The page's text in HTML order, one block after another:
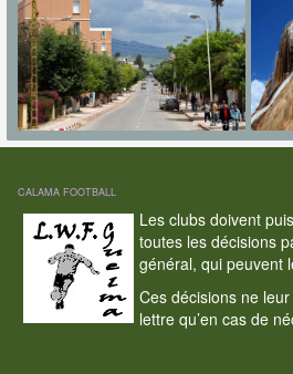
CALAMA FOOTBALL
Les clubs doivent
toutes les décisions
général, qui peuvent
Ces décisions ne
lettre qu’en cas de